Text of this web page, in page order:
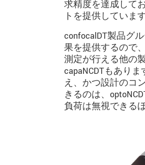
求精度を達成して
トを提供しています
confocalDT製品グ
果を提供するので
測定が行える他の
capaNCDTもあり
え、かつ設計のコ
きるのは、
負荷は無視できる